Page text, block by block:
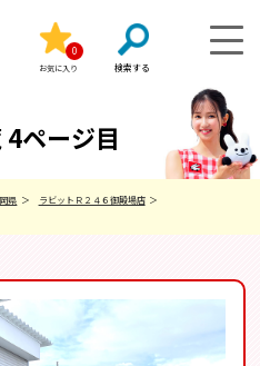
お気に入り
0
ページ目
県
ラビットＲ２４６御殿場店